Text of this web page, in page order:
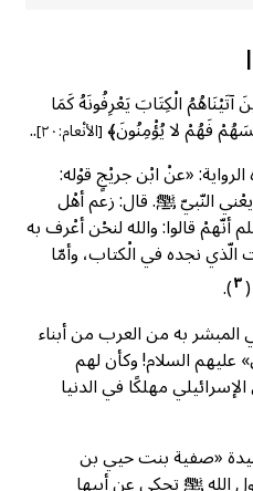
آتَيْنَاهُمُ الْكِتَابَ يَعْرِفُونَهُ كَمَا
فَهُمْ لا يُؤْمِنُونَ﴾[الأنْعام:٢٠]
..
«عنْ ابْن جريْجٍ قوْله:
يعْني النّبيّ ﷺ. قال: زعم أهْل
قالوا: والله لنحْن أعْرف به
الّذي نجده في الْكتاب، وأمّا
٣).
به من العرب من أبناء
السلام! وكأن لهم
مهلكًا في الدنيا
«صفية بنت حيي بن